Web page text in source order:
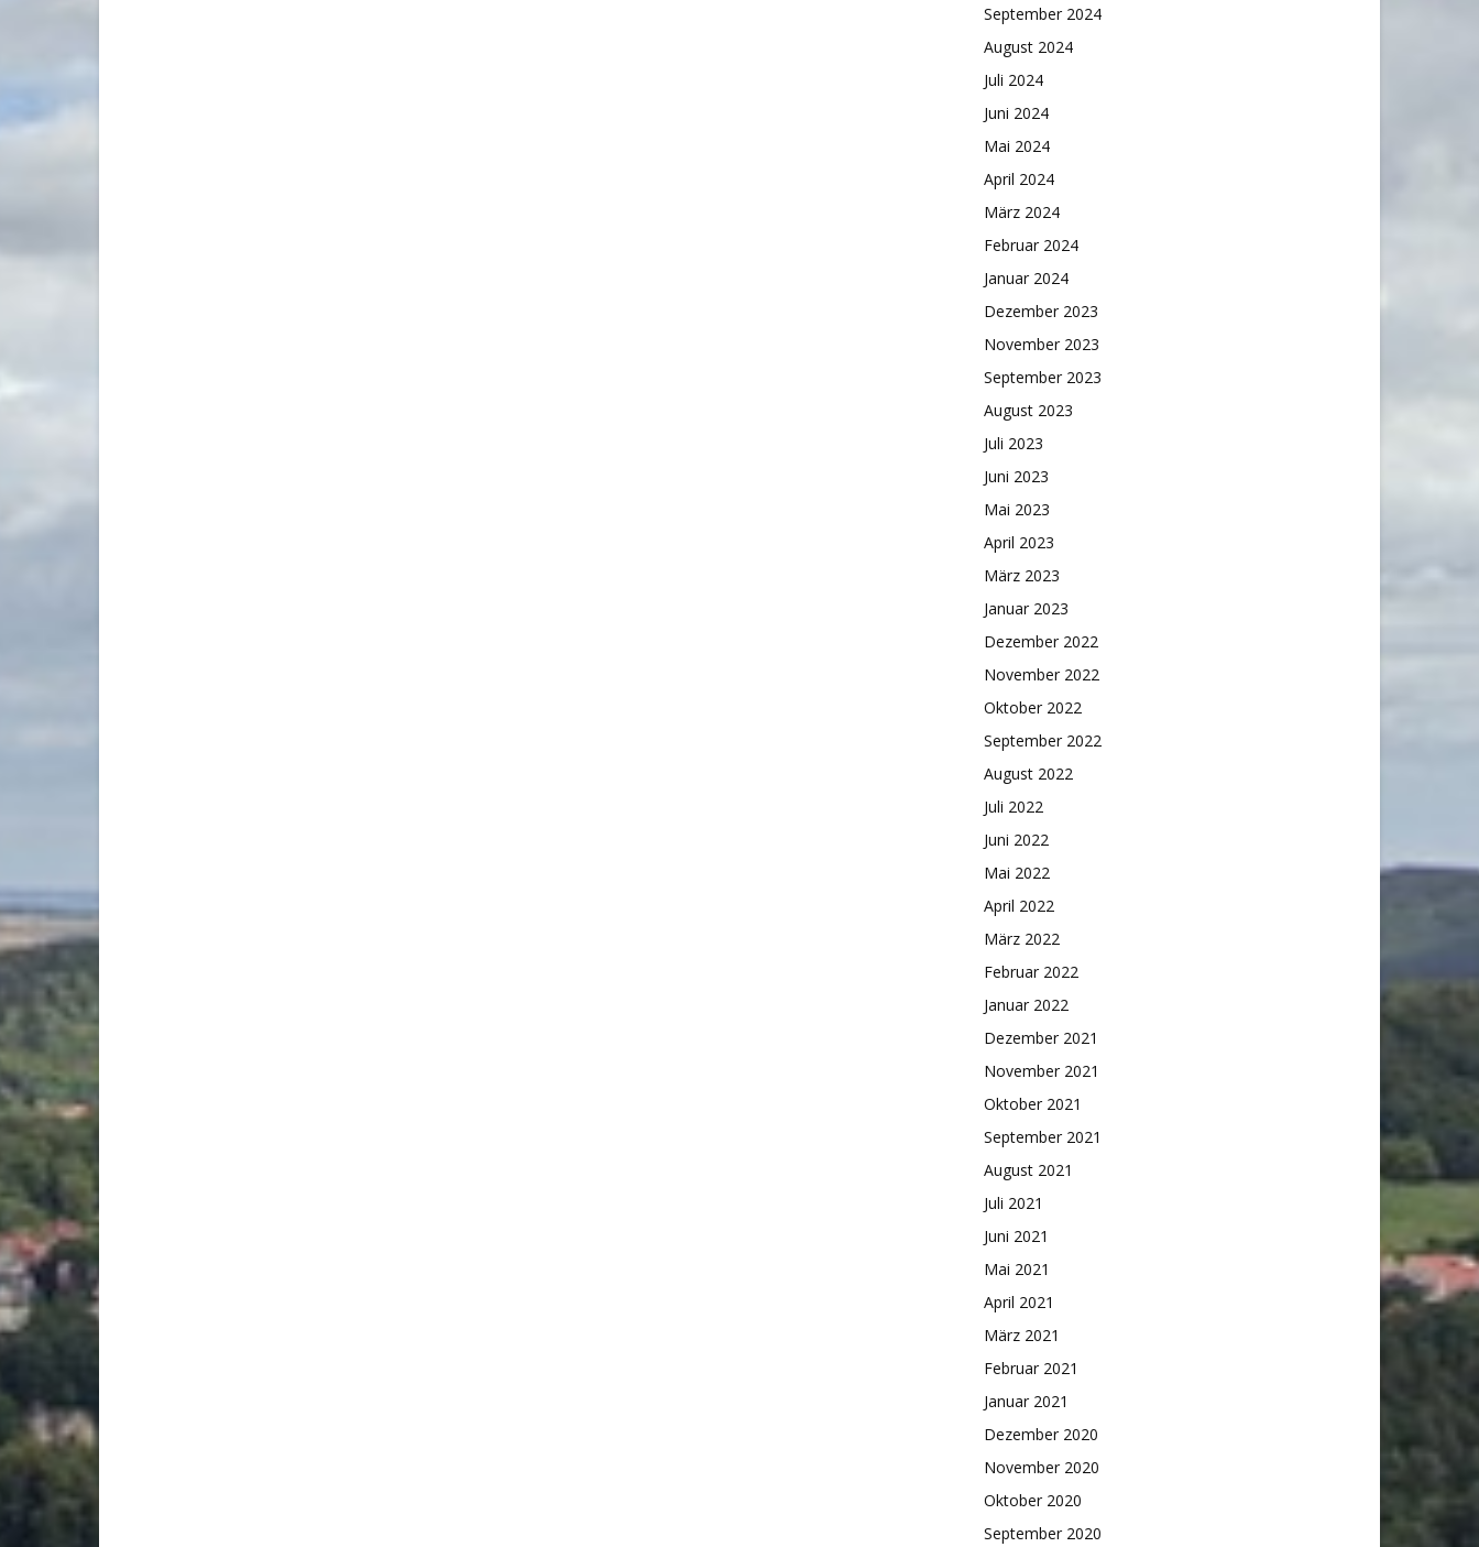
September 2024
August 2024
Juli 2024
Juni 2024
Mai 2024
April 2024
März 2024
Februar 2024
Januar 2024
Dezember 2023
November 2023
September 2023
August 2023
Juli 2023
Juni 2023
Mai 2023
April 2023
März 2023
Januar 2023
Dezember 2022
November 2022
Oktober 2022
September 2022
August 2022
Juli 2022
Juni 2022
Mai 2022
April 2022
März 2022
Februar 2022
Januar 2022
Dezember 2021
November 2021
Oktober 2021
September 2021
August 2021
Juli 2021
Juni 2021
Mai 2021
April 2021
März 2021
Februar 2021
Januar 2021
Dezember 2020
November 2020
Oktober 2020
September 2020